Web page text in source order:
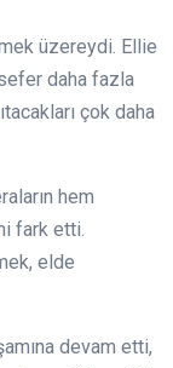
üzereydi. Ellie
daha fazla
çok daha
hem
fark etti.
elde
devam etti,